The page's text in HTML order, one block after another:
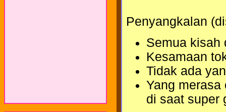
Penyangkalan
Semua kisah
Kesamaan
Tidak ada
Yang
di saat super